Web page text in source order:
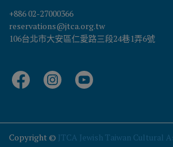
+886 02-27000366
reservations@jtca.org.tw
106台北市大安區仁愛路三段24巷1弄6號
Copyright © JTCA Jewish Taiwan Cultural